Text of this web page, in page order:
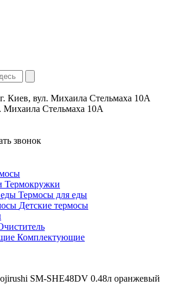
Киев, вул. Михаила Стельмаха 10А
Михаила Стельмаха 10А
звонок
Термокружки
Термосы для еды
Детские термосы
Комплектующие
SM-SHE48DV 0.48л оранжевый